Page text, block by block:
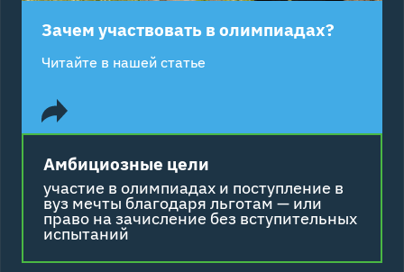
Зачем участвовать в олимпиадах?
Читайте в нашей статье
Амбициозные цели
участие в олимпиадах и поступление в
вуз мечты благодаря льготам — или
право на зачисление без вступительных
испытаний